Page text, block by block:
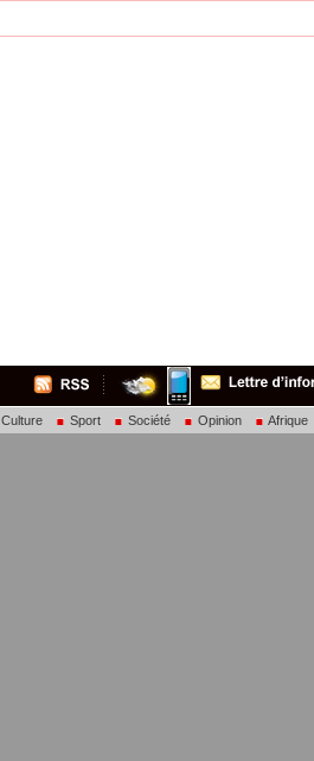
Culture Sport Société Opinion Afrique